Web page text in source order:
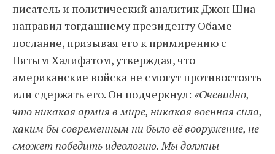
писатель и политический аналитик Джон Шиа
направил тогдашнему президенту Обаме
послание, призывая его к примирению с
Пятым Халифатом, утверждая, что
американские войска не смогут противостоять
или сдержать его. Он подчеркнул: «Очевидно,
что никакая армия в мире, никакая военная сила,
каким бы современным ни было её вооружение, не
сможет победить идеологию. Мы должны